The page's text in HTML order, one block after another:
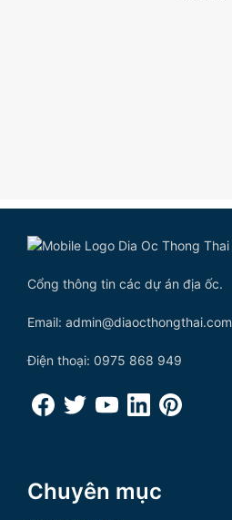
Cổng thông tin các dự án địa ốc.
Email: admin@diaocthongthai.com
Điện thoại: 0975 868 949
Chuyên mục